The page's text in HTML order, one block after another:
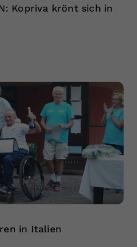
Kopriva krönt sich in
in Italien